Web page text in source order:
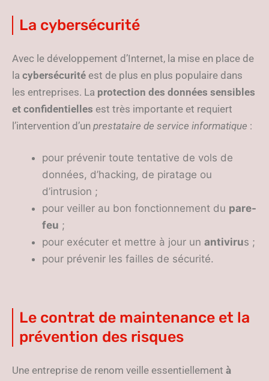
La cybersécurité
Avec le développement d’Internet, la mise en place de
la cybersécurité est de plus en plus populaire dans
les entreprises. La protection des données sensibles
et confidentielles est très importante et requiert
l’intervention d’un prestataire de service informatique :
pour prévenir toute tentative de vols de
données, d’hacking, de piratage ou
d’intrusion ;
pour veiller au bon fonctionnement du pare-
feu ;
pour exécuter et mettre à jour un antivirus ;
pour prévenir les failles de sécurité.
Le contrat de maintenance et la
prévention des risques
Une entreprise de renom veille essentiellement à